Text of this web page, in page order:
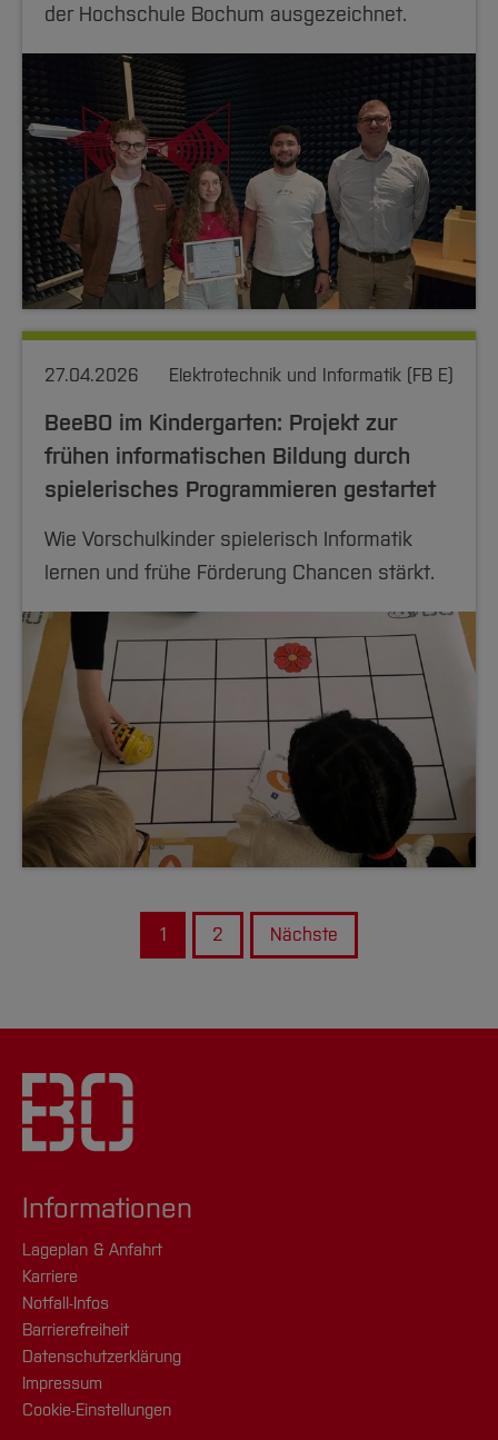
der Hochschule Bochum ausgezeichnet.
27.04.2026 Elektrotechnik und Informatik (FB E)
BeeBO im Kindergarten: Projekt zur
frühen informatischen Bildung durch
spielerisches Programmieren gestartet
Wie Vorschulkinder spielerisch Informatik
lernen und frühe Förderung Chancen stärkt.
1 2 Nächste
Informationen
Lageplan & Anfahrt
Karriere
Notfall-Infos
Barrierefreiheit
Datenschutzerklärung
Impressum
Cookie-Einstellungen